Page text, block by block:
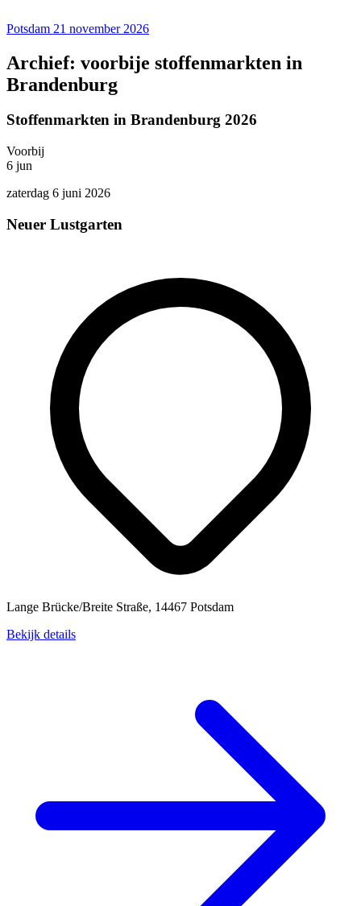
Potsdam 21 november 2026
Archief: voorbije stoffenmarkten in
Brandenburg
Stoffenmarkten in Brandenburg 2026
Voorbij
6 jun
zaterdag 6 juni 2026
Neuer Lustgarten
Lange Brücke/Breite Straße, 14467 Potsdam
Bekijk details